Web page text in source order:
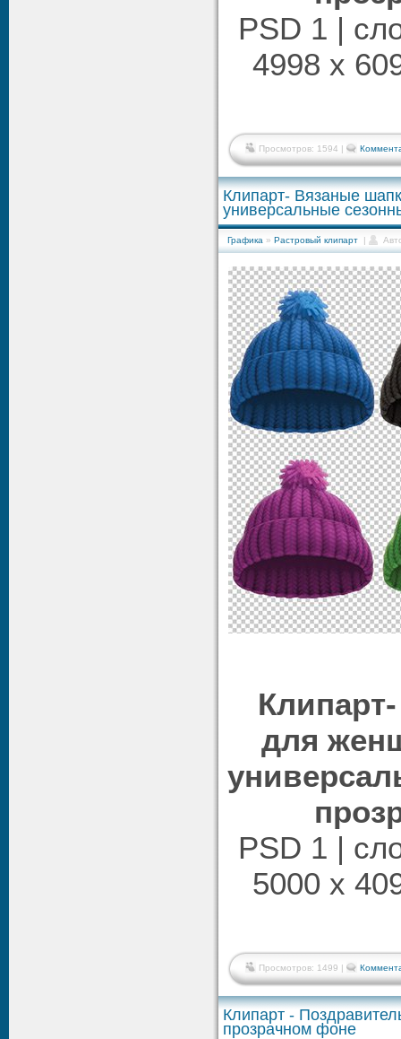
PSD 1 |
4998 x
Просмотров: 1594 |
Клипарт- Вязаные
универсальные
Графика » Растровый клипарт |
для
PSD 1 |
5000 x
Просмотров: 1499 |
Клипарт -
прозрачном фоне